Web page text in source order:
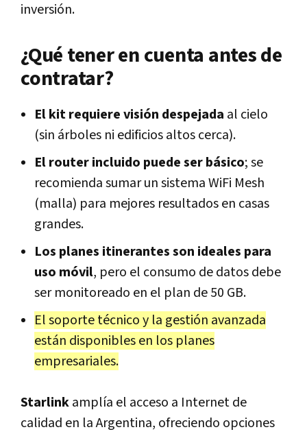
inversión.
¿Qué tener en cuenta antes de
contratar?
El kit requiere visión despejada al cielo
(sin árboles ni edificios altos cerca).
El router incluido puede ser básico; se
recomienda sumar un sistema WiFi Mesh
(malla) para mejores resultados en casas
grandes.
Los planes itinerantes son ideales para
uso móvil, pero el consumo de datos debe
ser monitoreado en el plan de 50 GB.
El soporte técnico y la gestión avanzada
están disponibles en los planes
empresariales.
Starlinkamplía el acceso a Internet de
calidad en la Argentina, ofreciendo opciones